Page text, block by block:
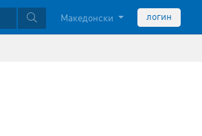
Македонски логин